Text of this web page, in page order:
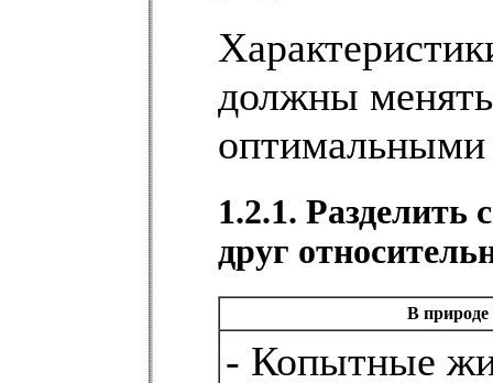
должны
оптимальными
1.2.1.
друг
В природе
- Копытные